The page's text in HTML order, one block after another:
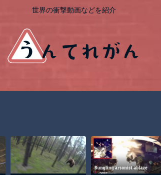
世界の衝撃動画などを紹介